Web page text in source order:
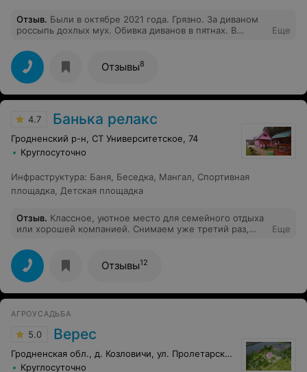
Отзыв. Были в октябре 2021 года. Грязно. За диваном
россыпь дохлых мух. Обивка диванов в пятнах. В
Освещение тусклое и его не достаточно. Электрика
неисправна (многие розетки не работают).
Еще
Отзывы8
4.7 Банька релакс
Гродненский р-н, СТ Университетское, 74
Круглосуточно
Инфраструктура: Баня Беседка Мангал
Спортивная
площадка Детская площадка
Отзыв. Классное, уютное место для семейного отдыха
или хорошей компанией. Снимаем уже третий раз,
Отношение хозяина к гостям высший класс!
Еще
Отзывы12
АГРОУСАДЬБА
5.0 Верес
Гродненская обл., д. Козловичи, ул. Пролетарская, 73
Круглосуточно